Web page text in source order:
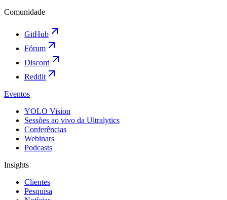
Comunidade
GitHub
Fórum
Discord
Reddit
Eventos
YOLO Vision
Sessões ao vivo da Ultralytics
Conferências
Webinars
Podcasts
Insights
Clientes
Pesquisa